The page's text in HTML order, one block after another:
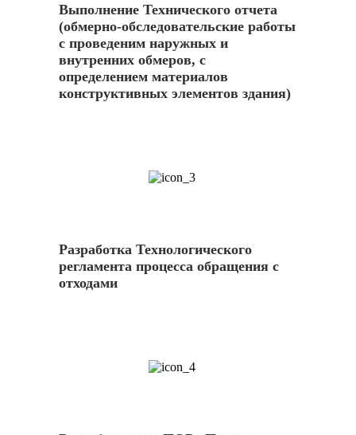
Выполнение Технического отчета
(обмерно-обследовательские работы
с проведеним наружных и
внутренних обмеров, с
определением материалов
конструктивных элементов здания)
Разработка Технологического
регламента процесса обращения с
отходами